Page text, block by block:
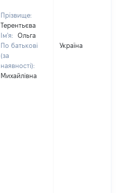
Прізвище:
Терентьєва
Ім'я:
Ольга
По батькові
(за
наявності):
Михайлівна
Україна